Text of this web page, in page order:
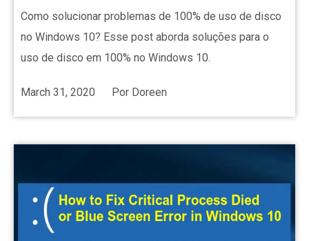
Como solucionar problemas de 100% de uso de disco
no Windows 10? Esse post aborda soluções para o
uso de disco em 100% no Windows 10.
March 31, 2020 Por Doreen